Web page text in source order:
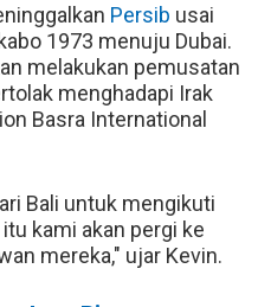
Persib usai
1973 menuju Dubai.
melakukan pemusatan
menghadapi Irak
Basra International
Bali untuk mengikuti
kami akan pergi ke
mereka," ujar Kevin.